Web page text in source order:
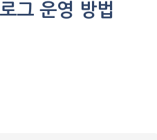
그 운영 방법